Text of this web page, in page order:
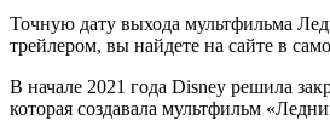
Точную дату выхода мультфильма
трейлером, вы найдете на сайте в
В начале 2021 года Disney решила
которая создавала мультфильм